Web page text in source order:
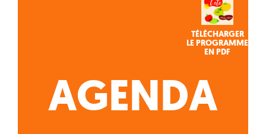
TÉLÉCHARGER
LE PROGRAMME
EN PDF
AGENDA